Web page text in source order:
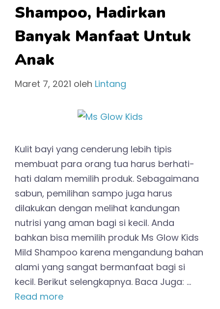
Shampoo, Hadirkan
Banyak Manfaat Untuk
Anak
Maret 7, 2021 oleh Lintang
Kulit bayi yang cenderung lebih tipis
membuat para orang tua harus berhati-
hati dalam memilih produk. Sebagaimana
sabun, pemilihan sampo juga harus
dilakukan dengan melihat kandungan
nutrisi yang aman bagi si kecil. Anda
bahkan bisa memilih produk Ms Glow Kids
Mild Shampoo karena mengandung bahan
alami yang sangat bermanfaat bagi si
kecil. Berikut selengkapnya. Baca Juga: …
Read more